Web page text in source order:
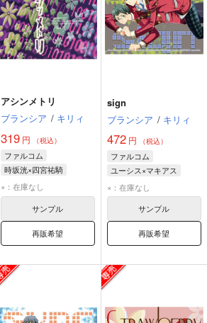
アシンメトリ
ブランシア / キリィ
319 円 （税込）
ファルコム
時坂洸×四宮祐騎
×：在庫なし
サンプル
再販希望
sign
ブランシア / キリィ
472円 （税込）
ファルコム
ユーシス×マキアス
×：在庫なし
サンプル
再販希望